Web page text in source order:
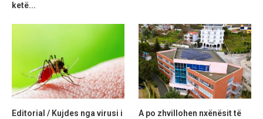
ketë...
Editorial / Kujdes nga virusi i
A po zhvillohen nxënësit të